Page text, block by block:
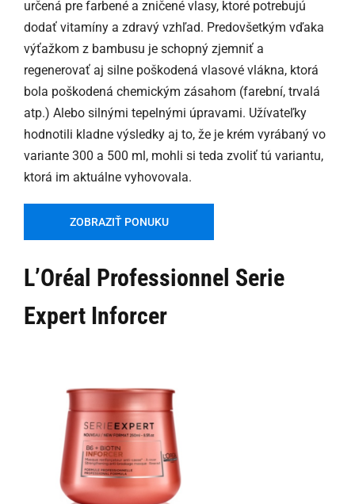
určená pre farbené a zničené vlasy, ktoré potrebujú
dodať vitamíny a zdravý vzhľad. Predovšetkým vďaka
výťažkom z bambusu je schopný zjemniť a
regenerovať aj silne poškodená vlasové vlákna, ktorá
bola poškodená chemickým zásahom (farební, trvalá
atp.) Alebo silnými tepelnými úpravami. Užívateľky
hodnotili kladne výsledky aj to, že je krém vyrábaný vo
variante 300 a 500 ml, mohli si teda zvoliť tú variantu,
ktorá im aktuálne vyhovovala.
ZOBRAZIŤ PONUKU
L’Oréal Professionnel Serie
Expert Inforcer